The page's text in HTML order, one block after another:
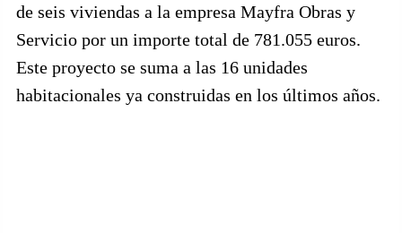
de seis viviendas a la empresa Mayfra Obras y
Servicio por un importe total de 781.055 euros.
Este proyecto se suma a las 16 unidades
habitacionales ya construidas en los últimos años.